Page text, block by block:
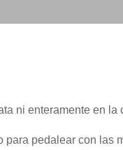
ni enteramente en
para pedalear con las